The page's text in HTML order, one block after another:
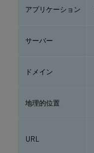
アプリケーション
サーバー
ドメイン
地理的位置
URL